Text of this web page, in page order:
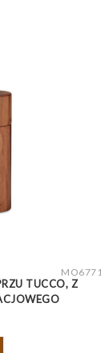
MO6771
TUCCO, Z